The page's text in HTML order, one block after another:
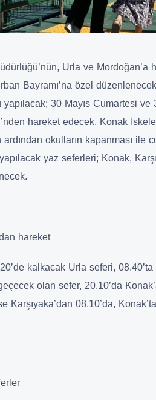
Urla ve
Bayramı’na özel
yapılacak; 30 Mayıs Cumartesi
hareket edecek, Konak
ardından okulların kapanması
yaz seferleri; Konak,
hareket
kalkacak Urla seferi,
olan sefer, 20.10’da
Karşıyaka’dan 08.10’da,